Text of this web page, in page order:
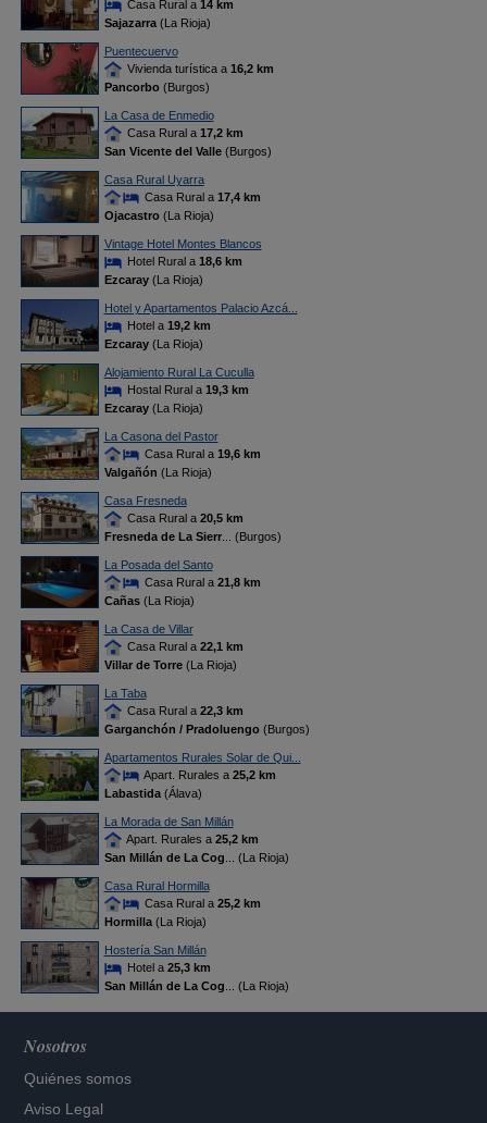
Casa Rural a 14 km
Sajazarra(La Rioja)
Puentecuervo
Vivienda turística a 16,2 km
Pancorbo(Burgos)
La Casa de Enmedio
Casa Rural a 17,2 km
San Vicente del Valle(Burgos)
Casa Rural Uyarra
Casa Rural a 17,4 km
Ojacastro(La Rioja)
Vintage Hotel Montes Blancos
Hotel Rural a 18,6 km
Ezcaray(La Rioja)
Hotel y Apartamentos Palacio Azcá...
Hotel a 19,2 km
Ezcaray(La Rioja)
Alojamiento Rural La Cuculla
Hostal Rural a 19,3 km
Ezcaray(La Rioja)
La Casona del Pastor
Casa Rural a 19,6 km
Valgañón (La Rioja)
Casa Fresneda
Casa Rural a 20,5 km
Fresneda de La Sierr... (Burgos)
La Posada del Santo
Casa Rural a 21,8 km
Cañas(La Rioja)
La Casa de Villar
Casa Rural a 22,1 km
Villar de Torre(La Rioja)
La Taba
Casa Rural a 22,3 km
Garganchón / Pradoluengo(Burgos)
Apartamentos Rurales Solar de Qui...
Apart. Rurales a 25,2 km
Labastida(Álava)
La Morada de San Millán
Apart. Rurales a 25,2 km
San Millán de La Cog ... (La Rioja)
Casa Rural Hormilla
Casa Rural a 25,2 km
Hormilla(La Rioja)
Hostería San Millán
Hotel a 25,3 km
San Millán de La Cog ... (La Rioja)
Nosotros
Quiénes somos
Aviso Legal